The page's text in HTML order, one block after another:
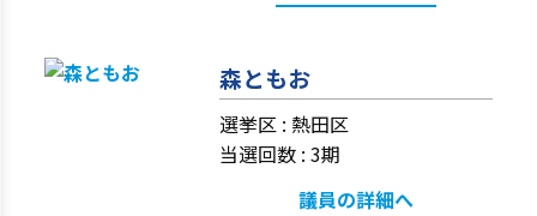
森ともお
選挙区 : 熱田区
当選回数 : 3期
議員の詳細へ